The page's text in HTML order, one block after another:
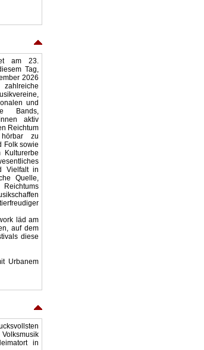
am 23.
Tag,
2026
und
Bands,
aktiv
Reichtum
zu
Folk sowie
Kulturerbe
Vielfalt in
Quelle,
läd am
auf dem
diese
Urbanem
in